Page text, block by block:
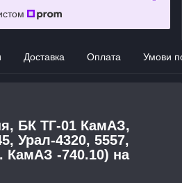
Доставка Оплата Умови
БК ТГ-01 КамАЗ,
Урал-4320, 5557,
КамАЗ -740.10) на